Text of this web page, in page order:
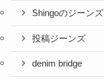
Shingoのジーンズ
投稿ジーンズ
denim bridge